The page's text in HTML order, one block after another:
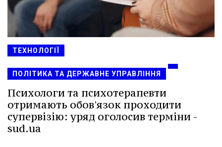
ТЕХНОЛОГІЇ
ПОЛІТИКА ТА ДЕРЖАВНЕ УПРАВЛІННЯ
Психологи та психотерапевти
отримають обов'язок проходити
супервізію: уряд оголосив терміни -
sud.ua